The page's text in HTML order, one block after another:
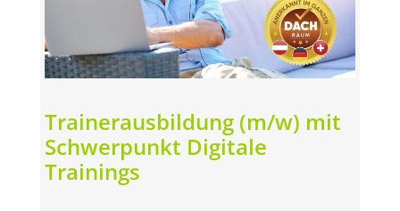
Trainerausbildung (m/w) mit
Schwerpunkt Digitale
Trainings